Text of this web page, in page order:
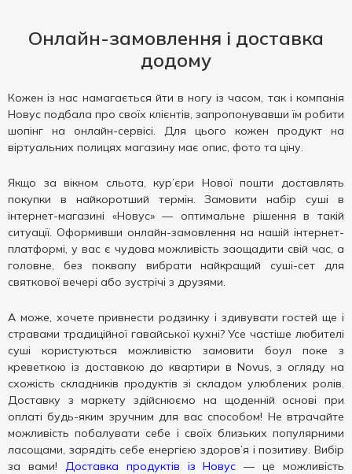
Онлайн-замовлення і доставка
додому
Кожен із нас намагається йти в ногу із часом, так і компанія
Новус подбала про своїх клієнтів, запропонувавши їм робити
шопінг на онлайн-сервісі. Для цього кожен продукт на
віртуальних полицях магазину має опис, фото та ціну.
Якщо за вікном сльота, кур’єри Нової пошти доставлять
покупки в найкоротший термін. Замовити набір суші в
інтернет-магазині «Новус» — оптимальне рішення в такій
ситуації. Оформивши онлайн-замовлення на нашій інтернет-
платформі, у вас є чудова можливість заощадити свій час, а
головне, без поквапу вибрати найкращий суші-сет для
святкової вечері або зустрічі з друзями.
А може, хочете привнести родзинку і здивувати гостей ще і
стравами традиційної гавайської кухні? Усе частіше любителі
суші користуються можливістю замовити боул поке з
креветкою із доставкою до квартири в Novus, з огляду на
схожість складників продуктів зі складом улюблених ролів.
Доставку з маркету здійснюємо на щоденній основі при
оплаті будь-яким зручним для вас способом! Не втрачайте
можливість побалувати себе і своїх близьких популярними
ласощами, зарядіть себе енергією здоров’я і позитиву. Вибір
за вами! Доставка продуктів із Новус — це можливість